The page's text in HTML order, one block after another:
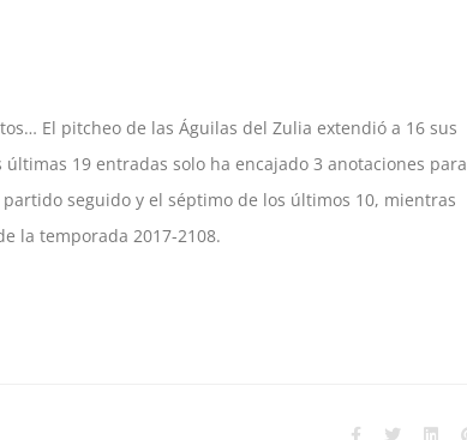
El pitcheo de las Águilas del Zulia extendió a 16 sus
19 entradas solo ha encajado 3 anotaciones para
seguido y el séptimo de los últimos 10, mientras
la temporada 2017-2108.